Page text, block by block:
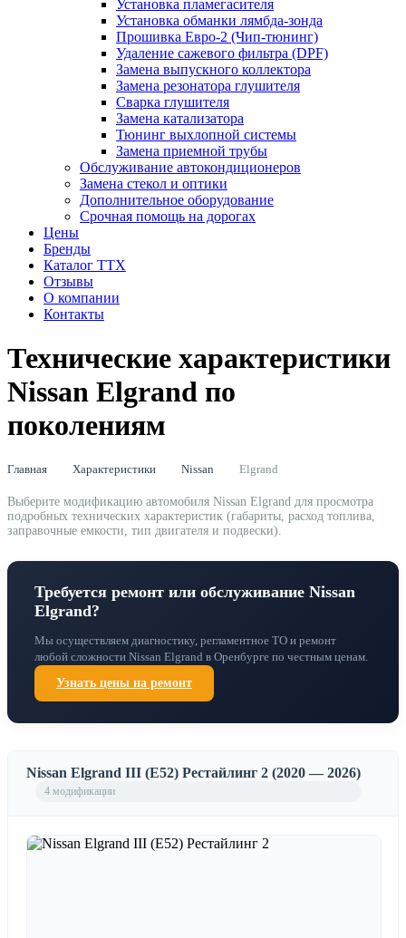
Установка пламегасителя
Установка обманки лямбда-зонда
Прошивка Евро-2 (Чип-тюнинг)
Удаление сажевого фильтра (DPF)
Замена выпускного коллектора
Замена резонатора глушителя
Сварка глушителя
Замена катализатора
Тюнинг выхлопной системы
Замена приемной трубы
Обслуживание автокондиционеров
Замена стекол и оптики
Дополнительное оборудование
Срочная помощь на дорогах
Цены
Бренды
Каталог ТТХ
Отзывы
О компании
Контакты
Технические характеристики
Nissan Elgrand по
поколениям
Главная Характеристики Nissan Elgrand
Выберите модификацию автомобиля Nissan Elgrand для просмотра
подробных технических характеристик (габариты, расход топлива,
заправочные емкости, тип двигателя и подвески).
Требуется ремонт или обслуживание Nissan
Elgrand?
Мы осуществляем диагностику, регламентное ТО и ремонт
любой сложности Nissan Elgrand в Оренбурге по честным ценам.
Узнать цены на ремонт
Nissan Elgrand III (E52) Рестайлинг 2 (2020 — 2026)
4 модификации